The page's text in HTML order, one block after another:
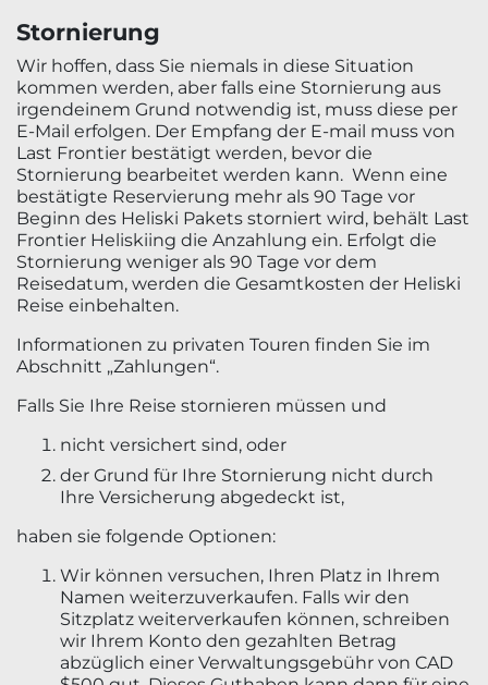
Stornierung
Wir hoffen, dass Sie niemals in diese Situation
kommen werden, aber falls eine Stornierung aus
irgendeinem Grund notwendig ist, muss diese per
E-Mail erfolgen. Der Empfang der E-mail muss von
Last Frontier bestätigt werden, bevor die
Stornierung bearbeitet werden kann. Wenn eine
bestätigte Reservierung mehr als 90 Tage vor
Beginn des Heliski Pakets storniert wird, behält Last
Frontier Heliskiing die Anzahlung ein. Erfolgt die
Stornierung weniger als 90 Tage vor dem
Reisedatum, werden die Gesamtkosten der Heliski
Reise einbehalten.
Informationen zu privaten Touren finden Sie im
Abschnitt „Zahlungen“.
Falls Sie Ihre Reise stornieren müssen und
nicht versichert sind, oder
der Grund für Ihre Stornierung nicht durch
Ihre Versicherung abgedeckt ist,
haben sie folgende Optionen:
Wir können versuchen, Ihren Platz in Ihrem
Namen weiterzuverkaufen. Falls wir den
Sitzplatz weiterverkaufen können, schreiben
wir Ihrem Konto den gezahlten Betrag
abzüglich einer Verwaltungsgebühr von CAD